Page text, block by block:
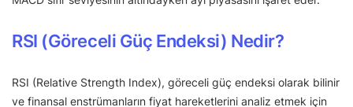
RSI (Göreceli Güç Endeksi) Nedir?
RSI (Relative Strength Index), göreceli güç endeksi olarak bilinir
ve finansal enstrümanların fiyat hareketlerini analiz etmek için